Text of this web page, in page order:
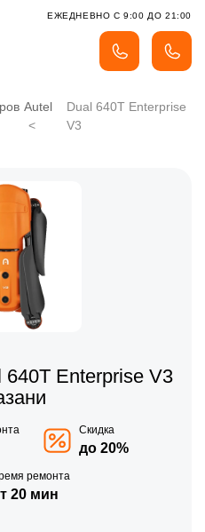
ЕЖЕДНЕВНО С 9:00 ДО 21:00
Autel
Dual 640T Enterprise
V3
Enterprise V3
Скидка
до 20%
ремонта
20 мин